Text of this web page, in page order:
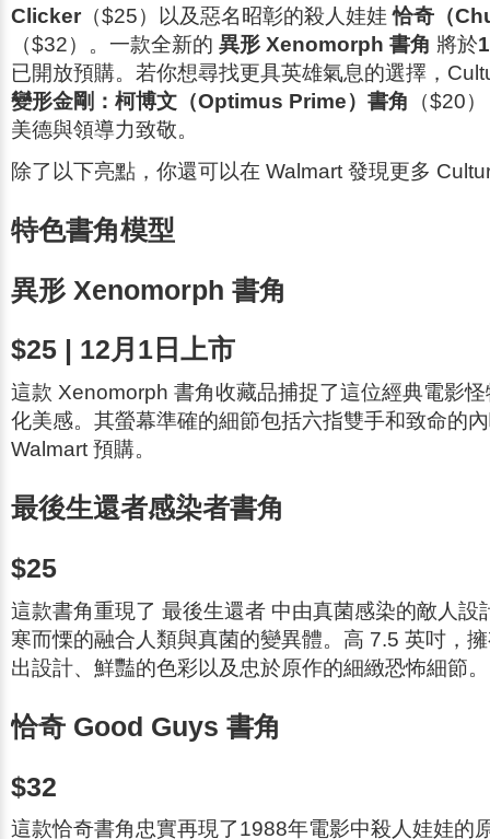
Clicker （$25）以及惡名昭彰的殺人娃娃恰奇（
（$32）。一款全新的 異形 Xenomorph 書角 將於
已開放預購。若你想尋找更具英雄氣息的選擇，
變形金剛：柯博文（Optimus Prime）書角 （$20
美德與領導力致敬。
除了以下亮點，你還可以在 Walmart 發現更多
特色書角模型
異形 Xenomorph 書角
$25 | 12月1日上市
這款 Xenomorph 書角收藏品捕捉了這位經典電影
化美感。其螢幕準確的細節包括六指雙手和致命的
Walmart 預購。
最後生還者感染者書角
$25
這款書角重現了 最後生還者 中由真菌感染的敵人
寒而慄的融合人類與真菌的變異體。高 7.5 英吋，
出設計、鮮豔的色彩以及忠於原作的細緻恐怖細節。
恰奇 Good Guys 書角
$32
這款恰奇書角忠實再現了1988年電影中殺人娃娃